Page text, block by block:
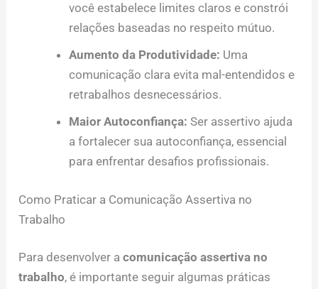
você estabelece limites claros e constrói
relações baseadas no respeito mútuo.
Aumento da Produtividade: Uma
comunicação clara evita mal-entendidos e
retrabalhos desnecessários.
Maior Autoconfiança: Ser assertivo ajuda
a fortalecer sua autoconfiança, essencial
para enfrentar desafios profissionais.
Como Praticar a Comunicação Assertiva no
Trabalho
Para desenvolver acomunicação assertiva no
trabalho, é importante seguir algumas práticas